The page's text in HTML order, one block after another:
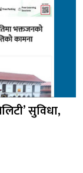
सुविधा,